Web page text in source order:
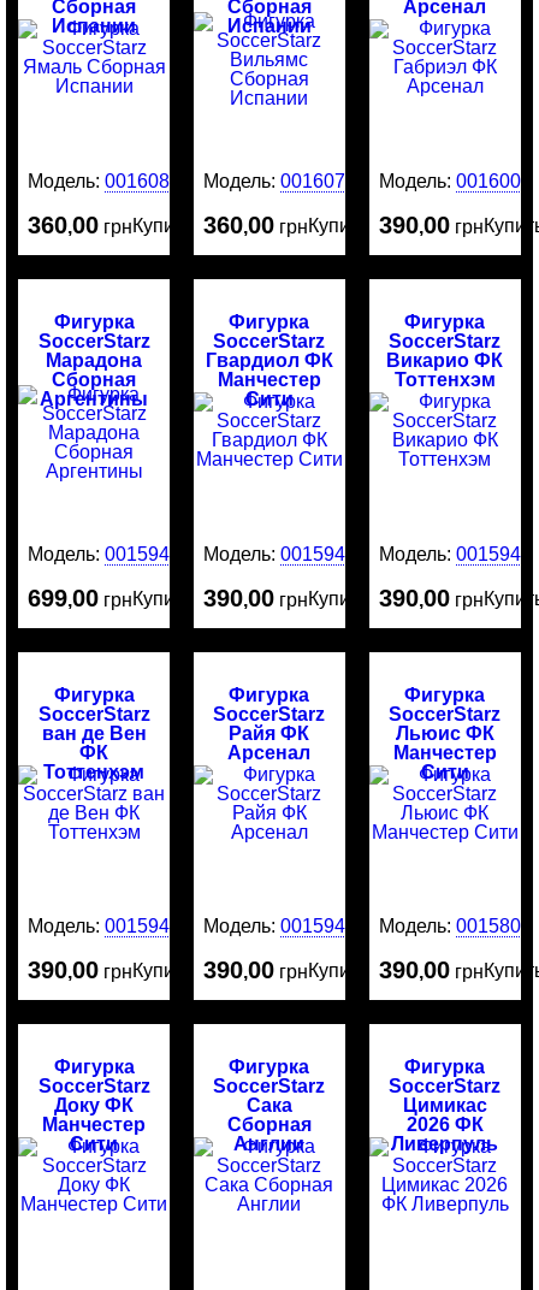
Сборная
Испании
Модель:0016080
360,00 грнКупить
Сборная
Испании
Модель:0016079
360,00 грнКупить
Арсенал
Модель: 0016003
390,00 грн
Фигурка
SoccerStarz
Марадона
Сборная
Аргентины
Модель:0015946
699,00 грнКупить
Фигурка
SoccerStarz
Гвардиол ФК
Манчестер
Сити
Модель:0015945
390,00 грнКупить
Фигурка
SoccerStarz
Викарио ФК
Тоттенхэм
Модель: 0015944
390,00 грн
Фигурка
SoccerStarz
ван де Вен
ФК
Тоттенхэм
Модель:0015943
390,00 грнКупить
Фигурка
SoccerStarz
Райя ФК
Арсенал
Модель:0015942
390,00 грнКупить
Фигурка
SoccerStarz
Льюис ФК
Манчестер
Сити
Модель: 0015800
390,00 грн
Фигурка
SoccerStarz
Доку ФК
Манчестер
Сити
Фигурка
SoccerStarz
Сака
Сборная
Англии
Фигурка
SoccerStarz
Цимикас
2026 ФК
Ливерпуль